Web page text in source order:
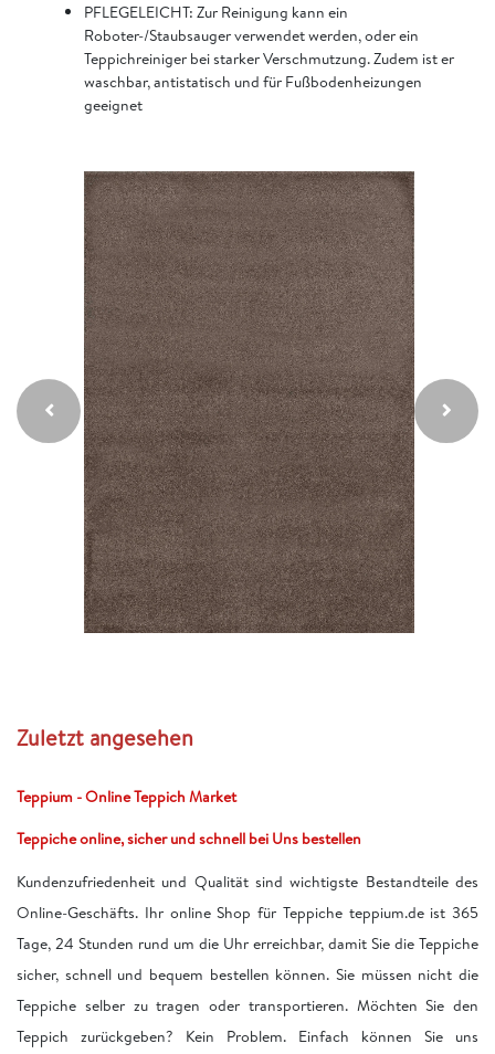
PFLEGELEICHT: Zur Reinigung kann ein
Roboter-/Staubsauger verwendet werden, oder ein
Teppichreiniger bei starker Verschmutzung. Zudem ist er
waschbar, antistatisch und für Fußbodenheizungen
geeignet
Zuletzt angesehen
Teppium - Online Teppich Market
Teppiche online, sicher und schnell bei Uns bestellen
Kundenzufriedenheit und Qualität sind wichtigste Bestandteile des
Online-Geschäfts. Ihr online Shop für Teppiche teppium.de ist 365
Tage, 24 Stunden rund um die Uhr erreichbar, damit Sie die Teppiche
sicher, schnell und bequem bestellen können. Sie müssen nicht die
Teppiche selber zu tragen oder transportieren. Möchten Sie den
Teppich zurückgeben? Kein Problem. Einfach können Sie uns